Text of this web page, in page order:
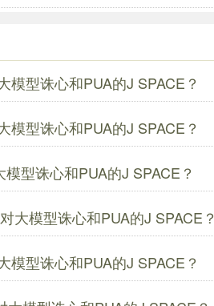
型诛心和PUA的J SPACE？
型诛心和PUA的J SPACE？
型诛心和PUA的J SPACE？
大模型诛心和PUA的J SPACE？
型诛心和PUA的J SPACE？